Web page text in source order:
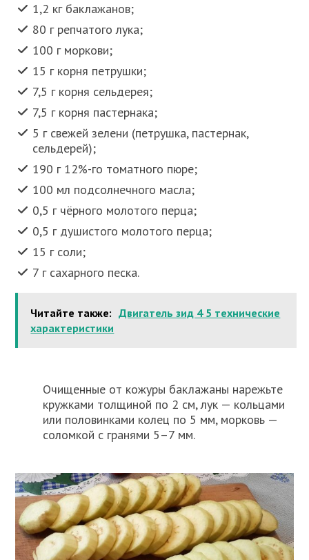
1,2 кг баклажанов;
80 г репчатого лука;
100 г моркови;
15 г корня петрушки;
7,5 г корня сельдерея;
7,5 г корня пастернака;
5 г свежей зелени (петрушка, пастернак,
сельдерей);
190 г 12%-го томатного пюре;
100 мл подсолнечного масла;
0,5 г чёрного молотого перца;
0,5 г душистого молотого перца;
15 г соли;
7 г сахарного песка.
Читайте также: Двигатель зид 4 5 технические
характеристики
Очищенные от кожуры баклажаны нарежьте
кружками толщиной по 2 см, лук — кольцами
или половинками колец по 5 мм, морковь —
соломкой с гранями 5–7 мм.